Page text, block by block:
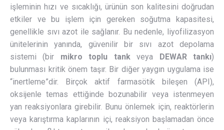
işleminin hızı ve sıcaklığı, ürünün son kalitesini doğrudan
etkiler ve bu işlem için gereken soğutma kapasitesi,
genellikle sıvı azot ile sağlanır. Bu nedenle, liyofilizasyon
ünitelerinin yanında, güvenilir bir sıvı azot depolama
sistemi (bir mikro toplu tankveya DEWAR tankı)
bulunması kritik önem taşır. Bir diğer yaygın uygulama ise
“inertleme”dir. Birçok aktif farmasötik bileşen (API),
oksijenle temas ettiğinde bozunabilir veya istenmeyen
yan reaksiyonlara girebilir. Bunu önlemek için, reaktörlerin
veya karıştırma kaplarının içi, reaksiyon başlamadan önce